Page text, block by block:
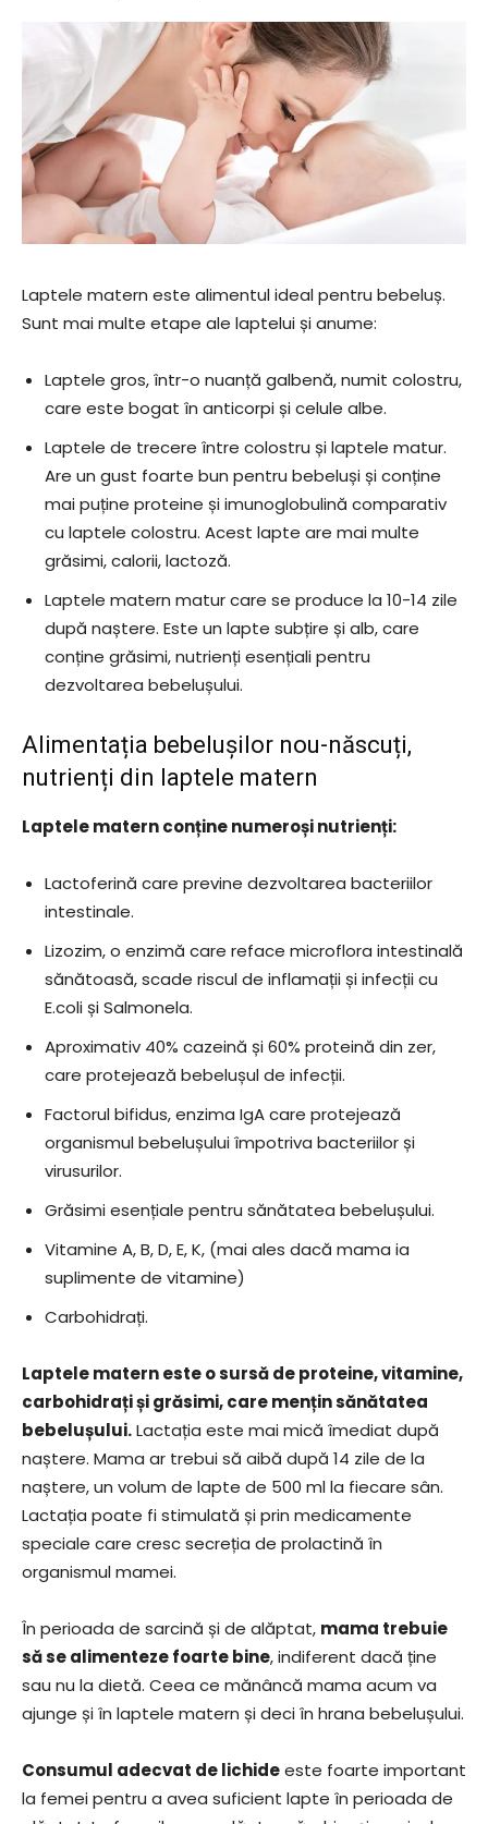
Laptele matern este alimentul ideal pentru bebeluș.
Sunt mai multe etape ale laptelui și anume:
Laptele gros, într-o nuanță galbenă, numit colostru,
care este bogat în anticorpi și celule albe.
Laptele de trecere între colostru și laptele matur.
Are un gust foarte bun pentru bebeluși și conține
mai puține proteine și imunoglobulină comparativ
cu laptele colostru. Acest lapte are mai multe
grăsimi, calorii, lactoză.
Laptele matern matur care se produce la 10-14 zile
după naștere. Este un lapte subțire și alb, care
conține grăsimi, nutrienți esențiali pentru
dezvoltarea bebelușului.
Alimentația bebelușilor nou-născuți,
nutrienți din laptele matern
Laptele matern conține numeroși nutrienți:
Lactoferină care previne dezvoltarea bacteriilor
intestinale.
Lizozim, o enzimă care reface microflora intestinală
sănătoasă, scade riscul de inflamații și infecții cu
E.coli și Salmonela.
Aproximativ 40% cazeină și 60% proteină din zer,
care protejează bebelușul de infecții.
Factorul bifidus, enzima IgA care protejează
organismul bebelușului împotriva bacteriilor și
virusurilor.
Grăsimi esențiale pentru sănătatea bebelușului.
Vitamine A, B, D, E, K, (mai ales dacă mama ia
suplimente de vitamine)
Carbohidrați.
Laptele matern este o sursă de proteine, vitamine,
carbohidrați și grăsimi, care mențin sănătatea
bebelușului.Lactația este mai mică îmediat după
naștere. Mama ar trebui să aibă după 14 zile de la
naștere, un volum de lapte de 500 ml la fiecare sân.
Lactația poate fi stimulată și prin medicamente
speciale care cresc secreția de prolactină în
organismul mamei.
În perioada de sarcină și de alăptat, mama trebuie
să se alimenteze foarte bine, indiferent dacă ține
sau nu la dietă. Ceea ce mănâncă mama acum va
ajunge și în laptele matern și deci în hrana bebelușului.
Consumul adecvat de lichideeste foarte important
la femei pentru a avea suficient lapte în perioada de